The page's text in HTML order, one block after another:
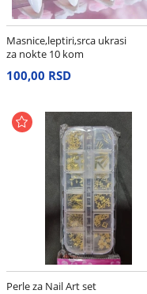
Masnice,leptiri,srca ukrasi
za nokte 10 kom
100,00 RSD
Perle za Nail Art set